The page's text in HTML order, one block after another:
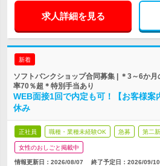
求人詳細を見る
新着
ソフトバンクショップ合同募集 | ＊3～6か
率70％超＊特別手当あり
WEB面接1回で内定も可！【お客様
休み
正社員 職種・業種未経験OK 急募 第二
女性のおしごと掲載中
情報更新日：2026/08/07 終了予定日： 2026/09/10